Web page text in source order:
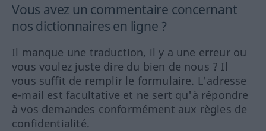
Vous avez un commentaire concernant
nos dictionnaires en ligne ?
Il manque une traduction, il y a une erreur ou
vous voulez juste dire du bien de nous ? Il
vous suffit de remplir le formulaire. L'adresse
e-mail est facultative et ne sert qu'à répondre
à vos demandes conformément aux règles de
confidentialité.